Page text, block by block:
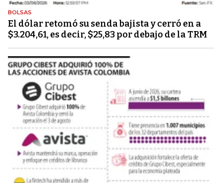
BOLSAS
El dólar retomó su senda bajista y cerró en a
$3.204,61, es decir, $25,83 por debajo de la TRM